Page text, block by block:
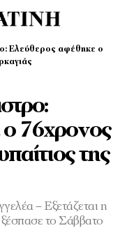
Ελεύθερος αφέθηκε ο
76χρονος
της
– Εξετάζεται η
το Σάββατο